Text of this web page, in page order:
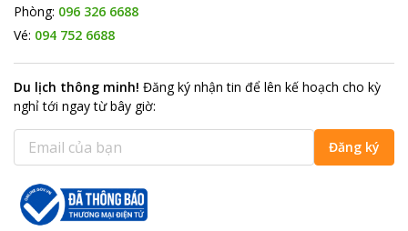
Phòng: 096 326 6688
Vé: 094 752 6688
Du lịch thông minh! Đăng ký nhận tin để lên kế hoạch cho kỳ
nghỉ tới ngay từ bây giờ:
Đăng ký